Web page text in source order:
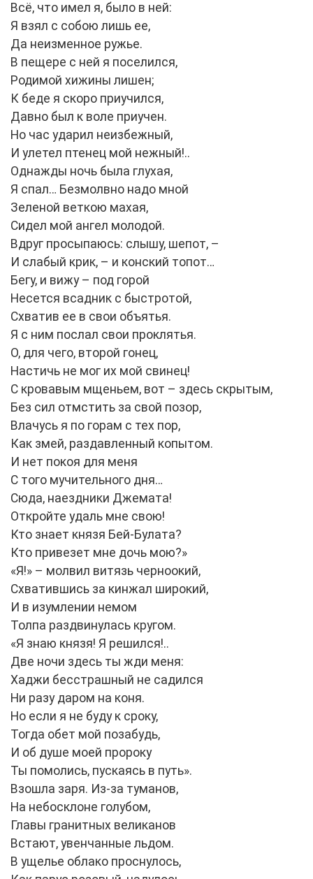
Всё, что имел я, было в ней:
Я взял с собою лишь ее,
Да неизменное ружье.
В пещере с ней я поселился,
Родимой хижины лишен;
К беде я скоро приучился,
Давно был к воле приучен.
Но час ударил неизбежный,
И улетел птенец мой нежный!..
Однажды ночь была глухая,
Я спал… Безмолвно надо мной
Зеленой веткою махая,
Сидел мой ангел молодой.
Вдруг просыпаюсь: слышу, шепот, –
И слабый крик, – и конский топот…
Бегу, и вижу – под горой
Несется всадник с быстротой,
Схватив ее в свои объятья.
Я с ним послал свои проклятья.
О, для чего, второй гонец,
Настичь не мог их мой свинец!
С кровавым мщеньем, вот – здесь скрытым,
Без сил отмстить за свой позор,
Влачусь я по горам с тех пор,
Как змей, раздавленный копытом.
И нет покоя для меня
С того мучительного дня…
Сюда, наездники Джемата!
Откройте удаль мне свою!
Кто знает князя Бей-Булата?
Кто привезет мне дочь мою?»
«Я!» – молвил витязь черноокий,
Схватившись за кинжал широкий,
И в изумлении немом
Толпа раздвинулась кругом.
«Я знаю князя! Я решился!..
Две ночи здесь ты жди меня:
Хаджи бесстрашный не садился
Ни разу даром на коня.
Но если я не буду к сроку,
Тогда обет мой позабудь,
И об душе моей пророку
Ты помолись, пускаясь в путь».
Взошла заря. Из-за туманов,
На небосклоне голубом,
Главы гранитных великанов
Встают, увенчанные льдом.
В ущелье облако проснулось,